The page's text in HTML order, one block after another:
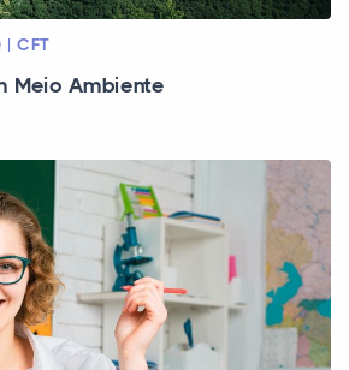
| CFT
Meio Ambiente